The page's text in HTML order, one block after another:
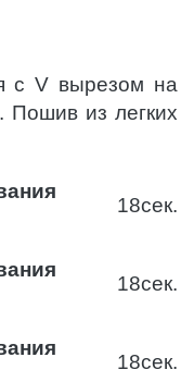
с V вырезом на
Пошив из легких
18сек.
18сек.
18сек.